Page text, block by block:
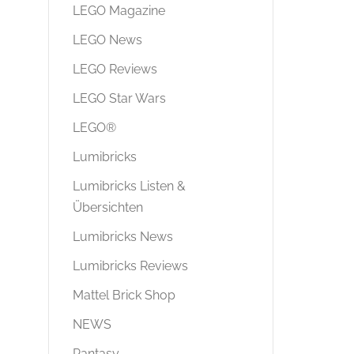
LEGO Magazine
LEGO News
LEGO Reviews
LEGO Star Wars
LEGO®
Lumibricks
Lumibricks Listen &
Übersichten
Lumibricks News
Lumibricks Reviews
Mattel Brick Shop
NEWS